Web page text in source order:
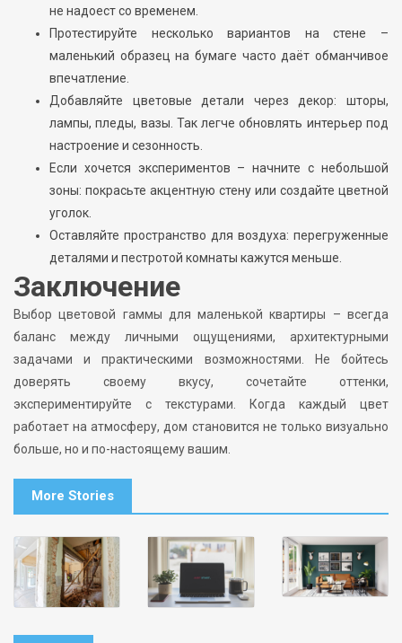
не надоест со временем.
Протестируйте несколько вариантов на стене –
маленький образец на бумаге часто даёт обманчивое
впечатление.
Добавляйте цветовые детали через декор: шторы,
лампы, пледы, вазы. Так легче обновлять интерьер под
настроение и сезонность.
Если хочется экспериментов – начните с небольшой
зоны: покрасьте акцентную стену или создайте цветной
уголок.
Оставляйте пространство для воздуха: перегруженные
деталями и пестротой комнаты кажутся меньше.
Заключение
Выбор цветовой гаммы для маленькой квартиры – всегда
баланс между личными ощущениями, архитектурными
задачами и практическими возможностями. Не бойтесь
доверять своему вкусу, сочетайте оттенки,
экспериментируйте с текстурами. Когда каждый цвет
работает на атмосферу, дом становится не только визуально
больше, но и по-настоящему вашим.
More Stories